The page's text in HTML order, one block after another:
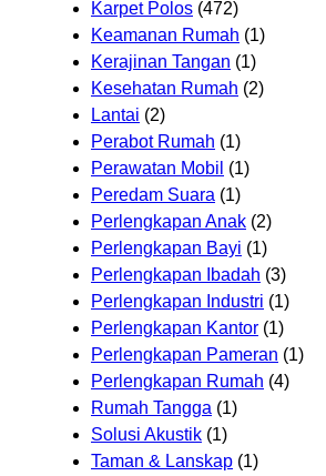
Karpet Polos (472)
Keamanan Rumah (1)
Kerajinan Tangan (1)
Kesehatan Rumah (2)
Lantai (2)
Perabot Rumah (1)
Perawatan Mobil (1)
Peredam Suara (1)
Perlengkapan Anak (2)
Perlengkapan Bayi (1)
Perlengkapan Ibadah (3)
Perlengkapan Industri (1)
Perlengkapan Kantor (1)
Perlengkapan Pameran (1)
Perlengkapan Rumah (4)
Rumah Tangga (1)
Solusi Akustik (1)
Taman & Lanskap (1)